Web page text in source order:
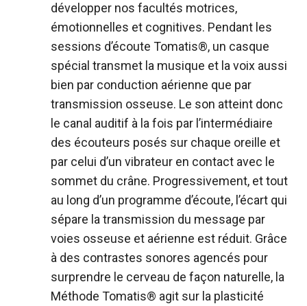
développer nos facultés motrices,
émotionnelles et cognitives. Pendant les
sessions d’écoute Tomatis®, un casque
spécial transmet la musique et la voix aussi
bien par conduction aérienne que par
transmission osseuse. Le son atteint donc
le canal auditif à la fois par l’intermédiaire
des écouteurs posés sur chaque oreille et
par celui d’un vibrateur en contact avec le
sommet du crâne. Progressivement, et tout
au long d’un programme d’écoute, l’écart qui
sépare la transmission du message par
voies osseuse et aérienne est réduit. Grâce
à des contrastes sonores agencés pour
surprendre le cerveau de façon naturelle, la
Méthode Tomatis® agit sur la plasticité